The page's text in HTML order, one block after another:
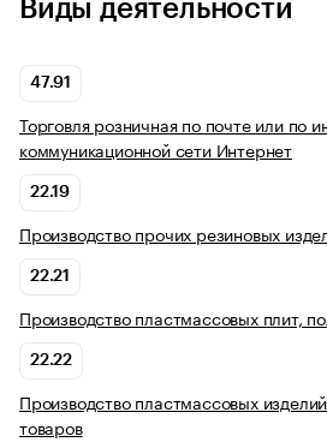
Виды деятельности
47.91
Торговля розничная по почте или по
коммуникационной сети Интернет
22.19
Производство прочих резиновых
22.21
Производство пластмассовых плит,
22.22
Производство пластмассовых
товаров